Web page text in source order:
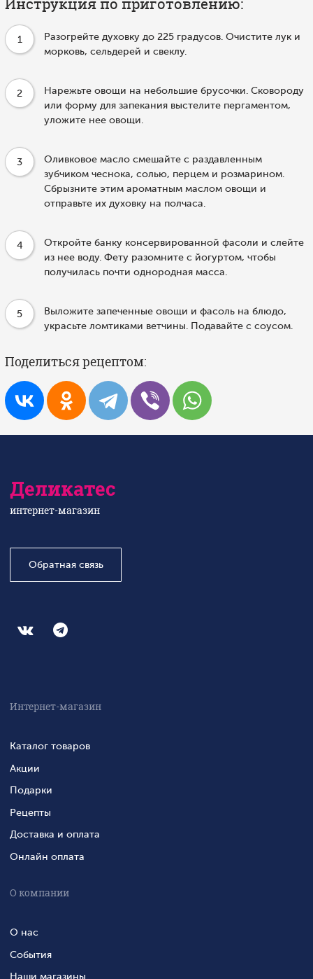
1
Разогрейте духовку до 225 градусов. Очистите лук и
морковь, сельдерей и свеклу.
2
Нарежьте овощи на небольшие брусочки. Сковороду
или форму для запекания выстелите пергаментом,
уложите нее овощи.
3
Оливковое масло смешайте с раздавленным
зубчиком чеснока, солью, перцем и розмарином.
Сбрызните этим ароматным маслом овощи и
отправьте их духовку на полчаса.
4
Откройте банку консервированной фасоли и слейте
из нее воду. Фету разомните с йогуртом, чтобы
получилась почти однородная масса.
5
Выложите запеченные овощи и фасоль на блюдо,
украсьте ломтиками ветчины. Подавайте с соусом.
Поделиться рецептом:
Деликатес
интернет-магазин
Обратная связь
Интернет-магазин
Каталог товаров
Акции
Подарки
Рецепты
Доставка и оплата
Онлайн оплата
О компании
О нас
События
Наши магазины